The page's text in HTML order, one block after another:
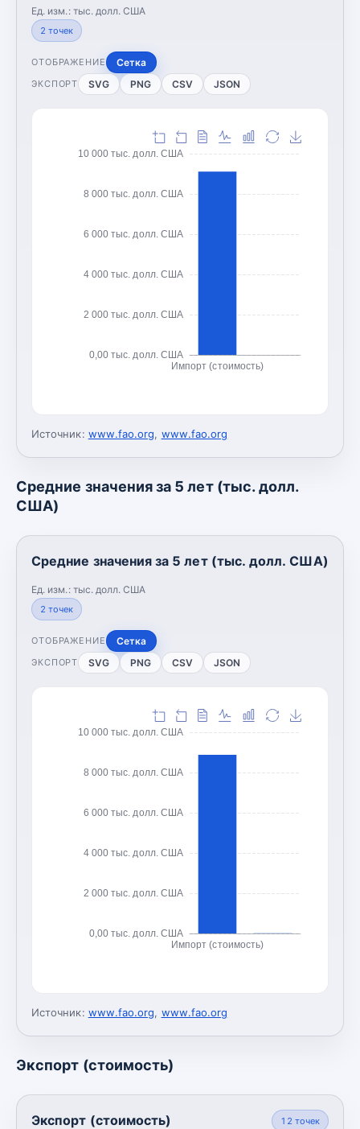
Ед. изм.: тыс. долл. США
2 точек
ОТОБРАЖЕНИЕ Сетка
ЭКСПОРТ SVG PNG CSV JSON
0,00 тыс. долл. США
2 000 тыс. долл. США
4 000 тыс. долл. США
6 000 тыс. долл. США
8 000 тыс. долл. США
10 000 тыс. долл. США
Импорт (стоимость)
Источник: www.fao.org, www.fao.org
Средние значения за 5 лет (тыс. долл.
США)
Средние значения за 5 лет (тыс. долл. США)
Ед. изм.: тыс. долл. США
2 точек
ОТОБРАЖЕНИЕ Сетка
ЭКСПОРТ SVG PNG CSV JSON
0,00 тыс. долл. США
2 000 тыс. долл. США
4 000 тыс. долл. США
6 000 тыс. долл. США
8 000 тыс. долл. США
10 000 тыс. долл. США
Импорт (стоимость)
Источник: www.fao.org, www.fao.org
Экспорт (стоимость)
Экспорт (стоимость) 12 точек